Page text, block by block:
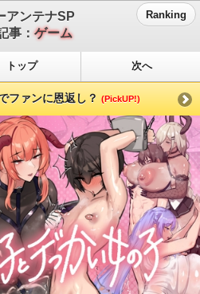
アンテナSP
事：ゲーム
Ranking
トップ 次へ
ファンに恩返し？ (PickUP!)